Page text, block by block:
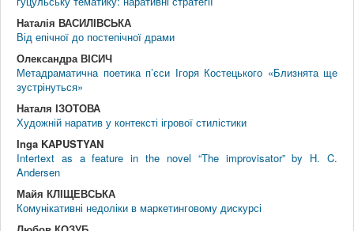
Наталія ВАСИЛІВСЬКА
Від епічної до постепічної драми
Олександра ВІСИЧ
Метадраматична поетика п’єси Ігоря Костецького «Близнята ще
зустрінуться»
Наталя ІЗОТОВА
Художній наратив у контексті ігрової стилістики
Inga KAPUSTYAN
Intertext as a feature in the novel “The improvisator” by H. C.
Andersen
Майя КЛІЩЕВСЬКА
Комунікативні недоліки в маркетинговому дискурсі